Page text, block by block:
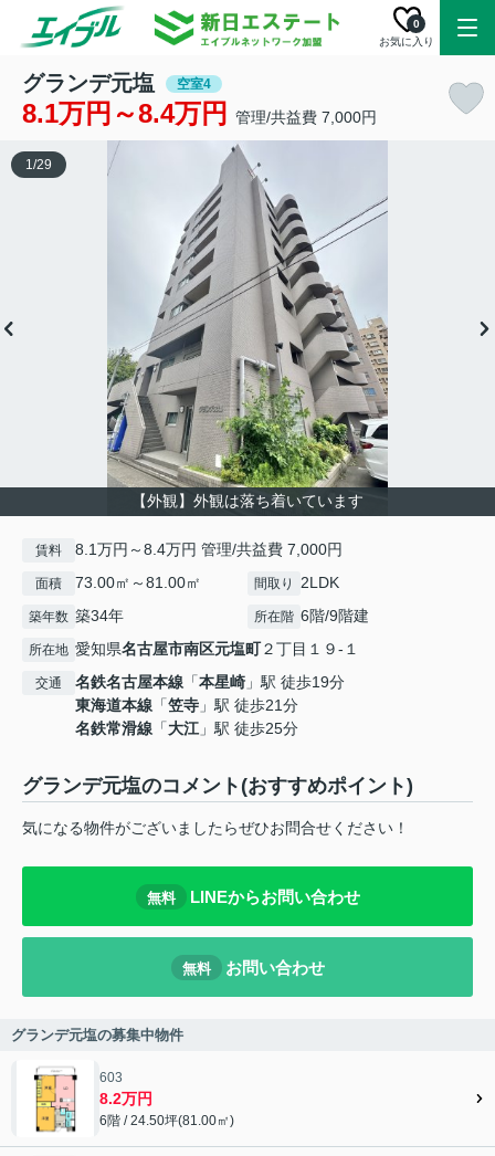
お気に入り
0
グランデ元塩 空室4
8.1万円～8.4万円 管理/共益費 7,000円
【外観】外観は落ち着いています
1/29
賃料 8.1万円～8.4万円 管理/共益費 7,000円
面積 73.00㎡～81.00㎡ 間取り 2LDK
築年数 築34年 所在階 6階/9階建
所在地 愛知県名古屋市南区元塩町２丁目１９-１
交通 名鉄名古屋本線 「本星崎 」駅 徒歩19分
東海道本線 「笠寺 」駅 徒歩21分
名鉄常滑線 「大江」駅 徒歩25分
グランデ元塩のコメント(おすすめポイント)
気になる物件がございましたらぜひお問合せください！
無料 LINEからお問い合わせ
無料 お問い合わせ
グランデ元塩の募集中物件
603
8.2万円
6階 / 24.50坪(81.00㎡)